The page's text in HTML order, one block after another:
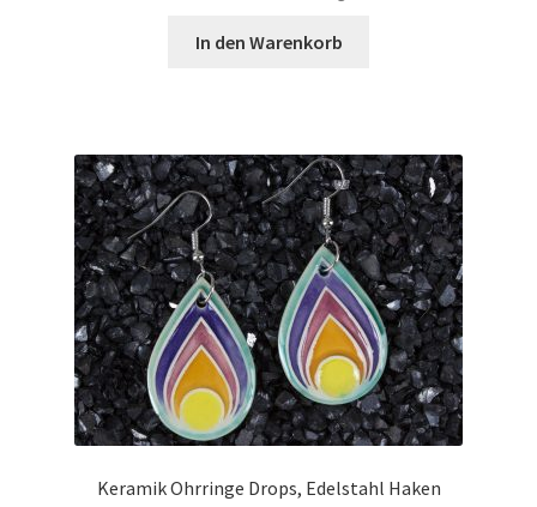
In den Warenkorb
Keramik Ohrringe Drops, Edelstahl Haken